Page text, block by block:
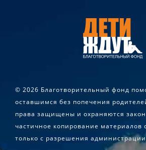
оставшимся без попечения
права защищены и охраняются
частичное копирование материалов
только с разрешения